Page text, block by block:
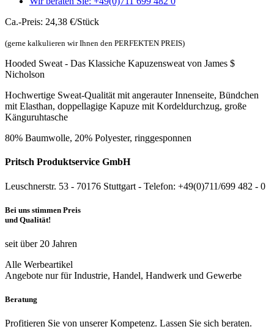
Ca.-Preis: 24,38 €/Stück
(gerne kalkulieren wir Ihnen den PERFEKTEN PREIS)
Hooded Sweat - Das Klassiche Kapuzensweat von James $
Nicholson
Hochwertige Sweat-Qualität mit angerauter Innenseite, Bündchen
mit Elasthan, doppellagige Kapuze mit Kordeldurchzug, große
Känguruhtasche
80% Baumwolle, 20% Polyester, ringgesponnen
Pritsch Produktservice GmbH
Leuschnerstr. 53 - 70176 Stuttgart - Telefon: +49(0)711/699 482 - 0
Bei uns stimmen Preis
und Qualität!
seit über 20 Jahren
Alle Werbeartikel
Angebote nur für Industrie, Handel, Handwerk und Gewerbe
Beratung
Profitieren Sie von unserer Kompetenz. Lassen Sie sich beraten.